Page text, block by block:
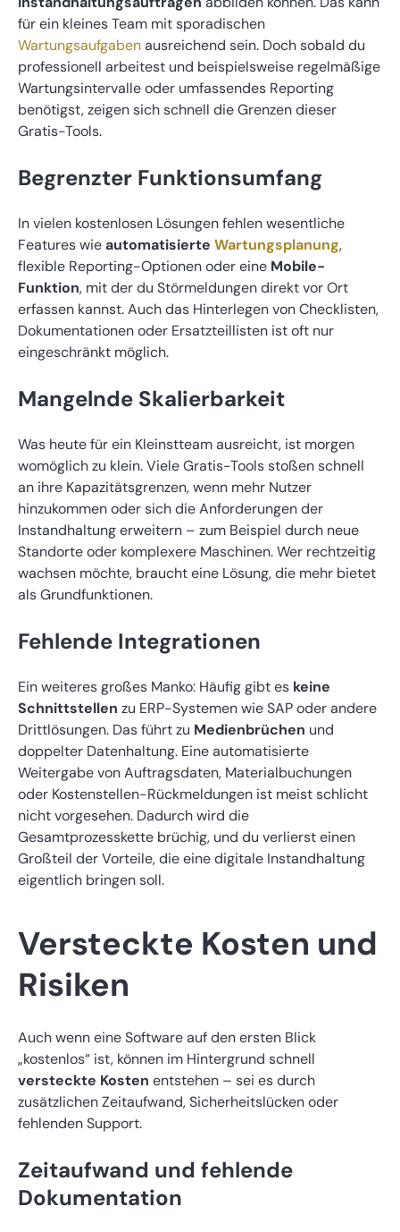
für ein kleines Team mit sporadischen
Wartungsaufgabenausreichend sein. Doch sobald du
professionell arbeitest und beispielsweise regelmäßige
Wartungsintervalle oder umfassendes Reporting
benötigst, zeigen sich schnell die Grenzen dieser
Gratis-Tools.
Begrenzter Funktionsumfang
In vielen kostenlosen Lösungen fehlen wesentliche
Features wieautomatisierte Wartungsplanung,
flexible Reporting-Optionen oder eine Mobile-
Funktion, mit der du Störmeldungen direkt vor Ort
erfassen kannst. Auch das Hinterlegen von Checklisten,
Dokumentationen oder Ersatzteillisten ist oft nur
eingeschränkt möglich.
Mangelnde Skalierbarkeit
Was heute für ein Kleinstteam ausreicht, ist morgen
womöglich zu klein. Viele Gratis-Tools stoßen schnell
an ihre Kapazitätsgrenzen, wenn mehr Nutzer
hinzukommen oder sich die Anforderungen der
Instandhaltung erweitern – zum Beispiel durch neue
Standorte oder komplexere Maschinen. Wer rechtzeitig
wachsen möchte, braucht eine Lösung, die mehr bietet
als Grundfunktionen.
Fehlende Integrationen
Ein weiteres großes Manko: Häufig gibt es keine
Schnittstellen zu ERP-Systemen wie SAP oder andere
Drittlösungen. Das führt zu Medienbrüchen und
doppelter Datenhaltung. Eine automatisierte
Weitergabe von Auftragsdaten, Materialbuchungen
oder Kostenstellen-Rückmeldungen ist meist schlicht
nicht vorgesehen. Dadurch wird die
Gesamtprozesskette brüchig, und du verlierst einen
Großteil der Vorteile, die eine digitale Instandhaltung
eigentlich bringen soll.
Versteckte Kosten und
Risiken
Auch wenn eine Software auf den ersten Blick
„kostenlos“ ist, können im Hintergrund schnell
versteckte Kosten entstehen – sei es durch
zusätzlichen Zeitaufwand, Sicherheitslücken oder
fehlenden Support.
Zeitaufwand und fehlende
Dokumentation